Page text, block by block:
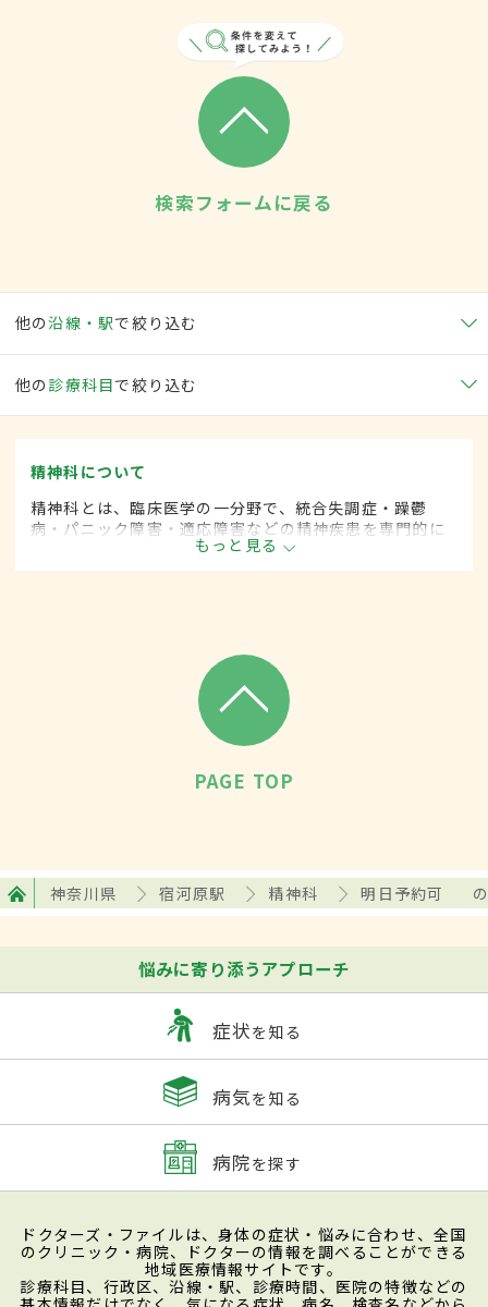
検索フォームに戻る
他の沿線・駅で絞り込む
他の 診療科目で絞り込む
精神科について
精神科とは、臨床医学の一分野で、統合失調症・躁鬱
病・パニック障害・適応障害などの精神疾患を専門的に
もっと見る
PAGE TOP
神奈川県 宿河原駅 精神科 明日予約可
悩みに寄り添うアプローチ
症状を知る
病気を知る
病院を探す
ドクターズ・ファイルは、身体の症状・悩みに合わせ、全国
のクリニック・病院、ドクターの情報を調べることができる
地域医療情報サイトです。
診療科目、行政区、沿線・駅、診療時間、医院の特徴などの